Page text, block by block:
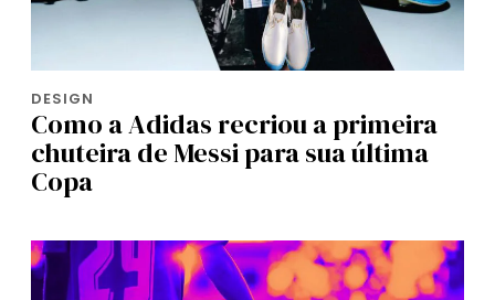
DESIGN
Como a Adidas recriou a primeira
chuteira de Messi para sua última
Copa